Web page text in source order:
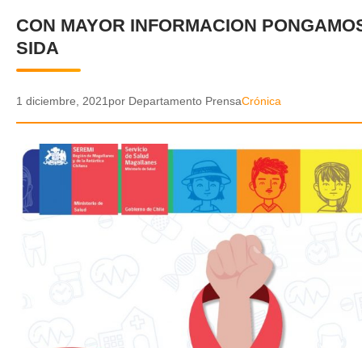
DEPORTES
POLICIAL
VIDEOS
✕
CON MAYOR INFORMACION
SIDA
1 diciembre, 2021por Departamento PrensaCrónica